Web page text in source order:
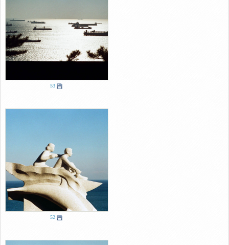
53
52